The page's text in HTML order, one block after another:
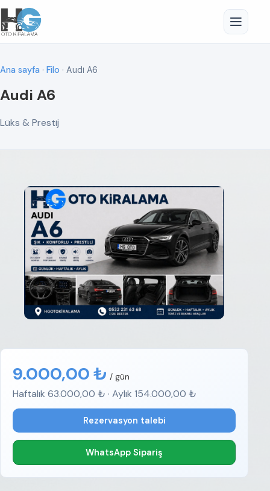
Ana sayfa · Filo · Audi A6
Audi A6
Lüks & Prestij
9.000,00 ₺ / gün
Haftalık 63.000,00 ₺ · Aylık 154.000,00 ₺
Rezervasyon talebi
WhatsApp Sipariş